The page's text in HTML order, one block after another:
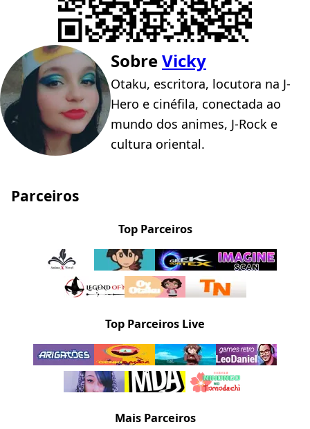
SobreVicky
Otaku, escritora, locutora na J-
Hero e cinéfila, conectada ao
mundo dos animes, J-Rock e
cultura oriental.
Parceiros
Top Parceiros
Top Parceiros Live
Mais Parceiros